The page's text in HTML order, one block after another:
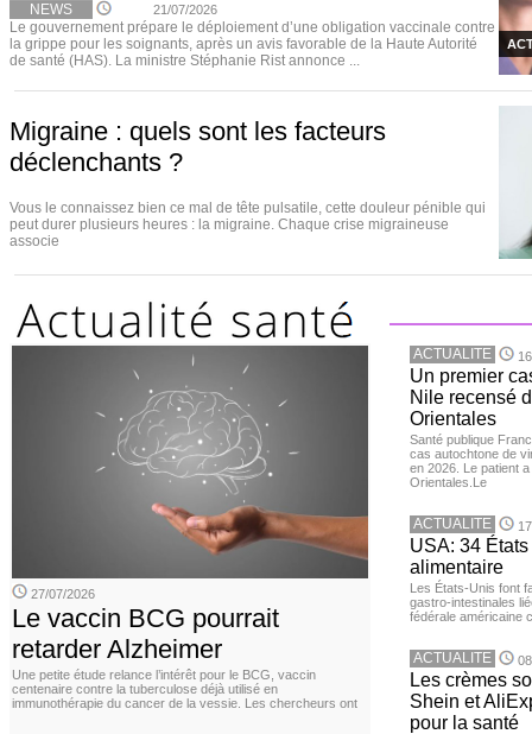
NEWS 21/07/2026
Le gouvernement prépare le déploiement d’une obligation vaccinale contre
la grippe pour les soignants, après un avis favorable de la Haute Autorité
de santé (HAS). La ministre Stéphanie Rist annonce ...
Migraine : quels sont les facteurs
déclenchants ?
Vous le connaissez bien ce mal de tête pulsatile, cette douleur pénible qui
peut durer plusieurs heures : la migraine. Chaque crise migraineuse
associe
27/07/2026
Le vaccin BCG pourrait
retarder Alzheimer
Une petite étude relance l’intérêt pour le BCG, vaccin
centenaire contre la tuberculose déjà utilisé en
immunothérapie du cancer de la vessie. Les chercheurs ont
ACTUALITE
Un premier
Nile recensé
Orientales
Santé publique
cas autochtone de
en 2026. Le patient
Orientales.Le
ACTUALITE
USA: 34
alimentaire
Les États-Unis font
gastro-intestinales
fédérale américaine
ACTUALITE
Les crèmes
Shein et
pour la santé